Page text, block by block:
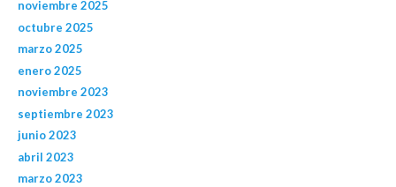
noviembre 2025
octubre 2025
marzo 2025
enero 2025
noviembre 2023
septiembre 2023
junio 2023
abril 2023
marzo 2023